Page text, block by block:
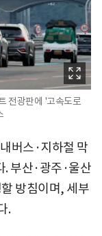
전광판에 '고속도로
버스·지하철 막
. 부산·광주·울산
방침이며, 세부
.